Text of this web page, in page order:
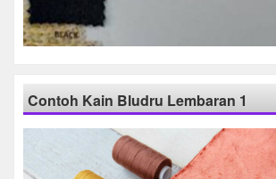
Contoh Kain Bludru Lembaran 1